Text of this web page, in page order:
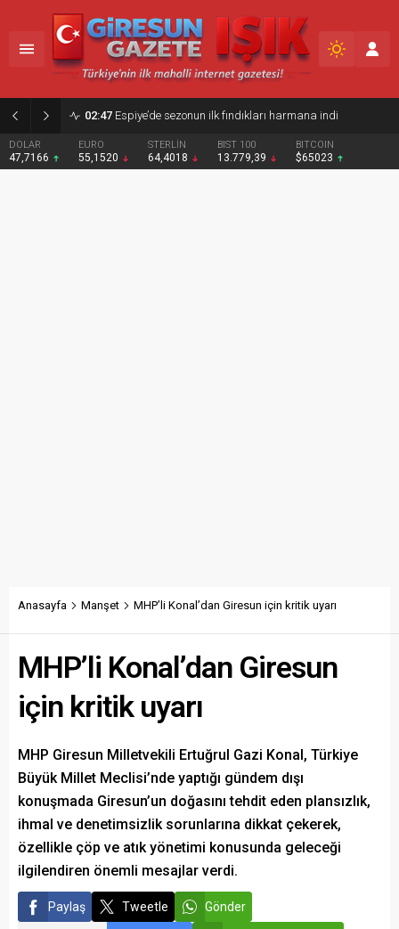
02:47 Espiye’de sezonun ilk fındıkları harmana indi
DOLAR
47,7166
EURO
55,1520
STERLİN
64,4018
BIST 100
13.779,39
BITCOIN
$65023
Anasayfa Manşet MHP’li Konal’dan Giresun için kritik uyarı
MHP’li Konal’dan Giresun
için kritik uyarı
MHP Giresun Milletvekili Ertuğrul Gazi Konal, Türkiye
Büyük Millet Meclisi’nde yaptığı gündem dışı
konuşmada Giresun’un doğasını tehdit eden plansızlık,
ihmal ve denetimsizlik sorunlarına dikkat çekerek,
özellikle çöp ve atık yönetimi konusunda geleceği
ilgilendiren önemli mesajlar verdi.
Paylaş Tweetle Gönder